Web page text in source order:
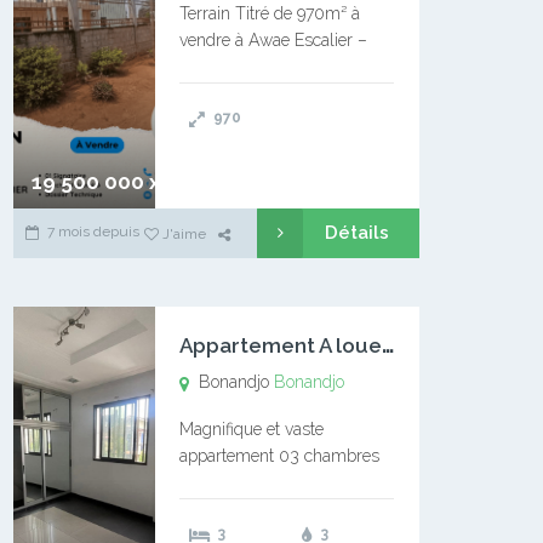
19 500 000 xaf
Terrain Titré de 970m² à
vendre à Awae Escalier –
l’Université Catholique –
970
7 mois depuis J'aime Détails
A
ppartement A louer Bonandjo
Bonandjo Bonandjo
Magnifique et vaste
appartement 03 chambres
douches 01 vaste salon 01
3
3